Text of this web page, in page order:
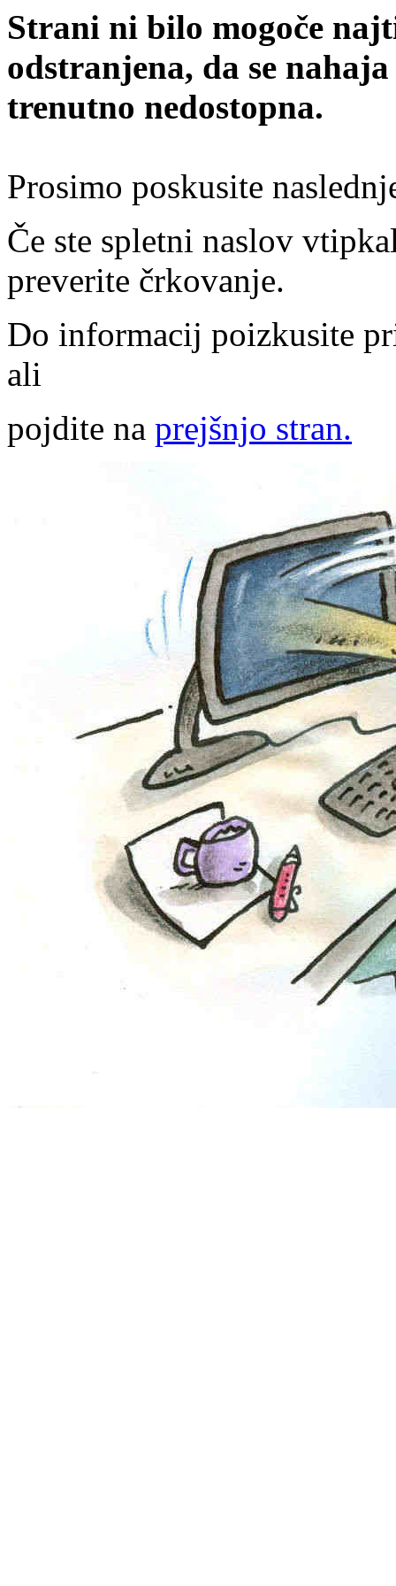
Strani ni bilo mogoče
odstranjena, da se
trenutno nedostopna.
Prosimo poskusite
Če ste spletni naslov
preverite črkovanje.
Do informacij poizkusite
ali
pojdite na prejšnjo stran.